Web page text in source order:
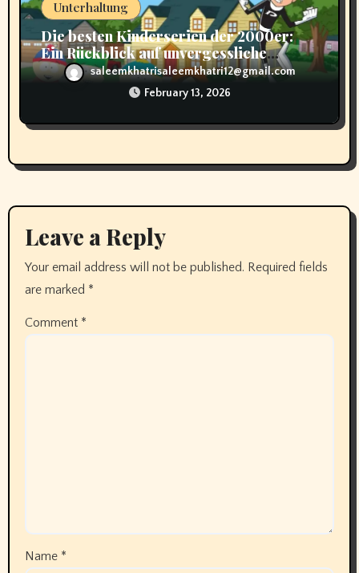
Unterhaltung
Die besten Kinderserien der 2000er:
Ein Rückblick auf unvergessliche
Momentesaleemkhatrisaleemkhatri12@gmail.com
February 13, 2026
Leave a Reply
Your email address will not be published. Required fields
are marked *
Comment *
Name *